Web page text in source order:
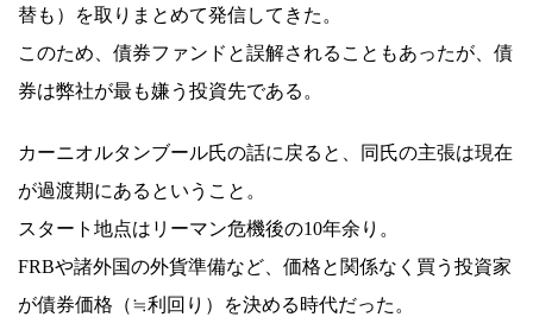
替も）を取りまとめて発信してきた。
このため、債券ファンドと誤解されることもあったが、債
券は弊社が最も嫌う投資先である。
カーニオルタンブール氏の話に戻ると、同氏の主張は現在
が過渡期にあるということ。
スタート地点はリーマン危機後の10年余り。
FRBや諸外国の外貨準備など、価格と関係なく買う投資家
が債券価格（≒利回り）を決める時代だった。